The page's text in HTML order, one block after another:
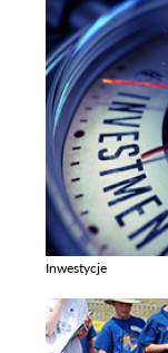
Inwestycje